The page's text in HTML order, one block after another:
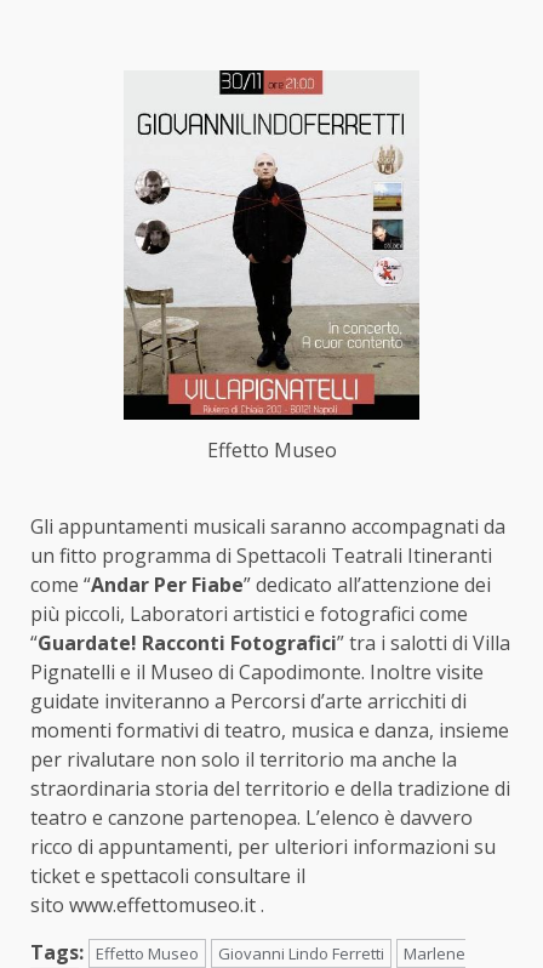
Effetto Museo
Gli appuntamenti musicali saranno accompagnati da
un fitto programma di Spettacoli Teatrali Itineranti
come “Andar Per Fiabe” dedicato all’attenzione dei
più piccoli, Laboratori artistici e fotografici come
“Guardate! Racconti Fotografici” tra i salotti di Villa
Pignatelli e il Museo di Capodimonte. Inoltre visite
guidate inviteranno a Percorsi d’arte arricchiti di
momenti formativi di teatro, musica e danza, insieme
per rivalutare non solo il territorio ma anche la
straordinaria storia del territorio e della tradizione di
teatro e canzone partenopea. L’elenco è davvero
ricco di appuntamenti, per ulteriori informazioni su
ticket e spettacoli consultare il
sito www.effettomuseo.it .
Tags:
Effetto Museo Giovanni Lindo Ferretti
Marlene